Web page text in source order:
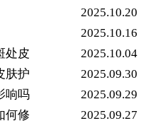
2025.10.20
2025.10.16
处皮
2025.10.04
肤护
2025.09.30
响吗
2025.09.29
何修
2025.09.27